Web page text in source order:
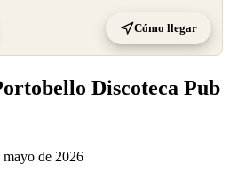
Cómo llegar
Discoteca Pub
mayo de 2026